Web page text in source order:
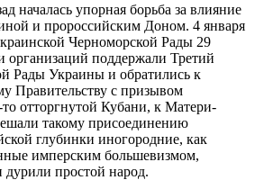
началась упорная борьба за влияние
и пророссийским Доном. 4 января
Черноморской Рады 29
организаций поддержали Третий
Рады Украины и обратились к
Правительству с призывом
то отторгнутой Кубани, к Матери-
такому присоединению
глубинки иногородние, как
имперским большевизмом,
простой народ.